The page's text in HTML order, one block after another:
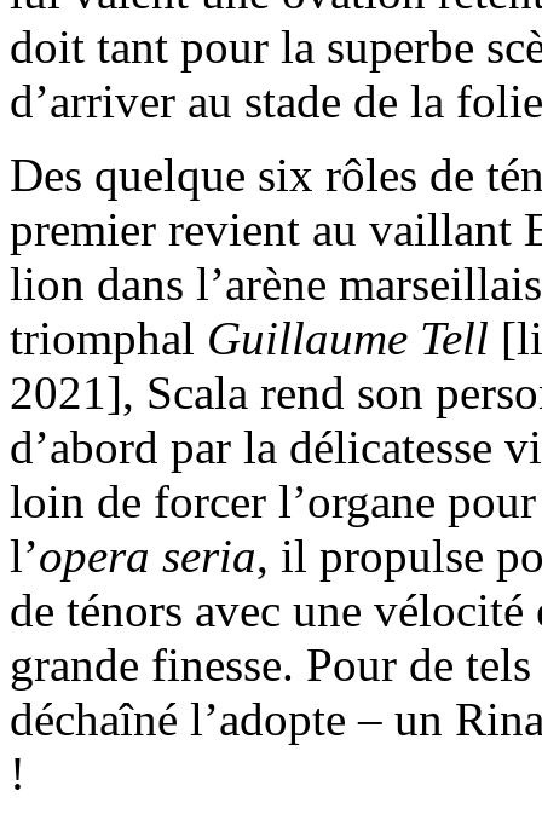
doit tant pour la superbe
d’arriver au stade de la
Des quelque six rôles de
premier revient au vaillant
lion dans l’arène
triomphal Guillaume Tell
2021], Scala rend son
d’abord par la délicatesse
loin de forcer l’organe
l’opera seria, il propulse
de ténors avec une
grande finesse. Pour de
déchaîné l’adopte – un
!